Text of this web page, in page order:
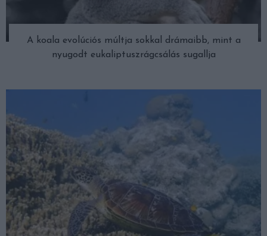
A koala evolúciós múltja sokkal drámaibb, mint a
nyugodt eukaliptuszrágcsálás sugallja